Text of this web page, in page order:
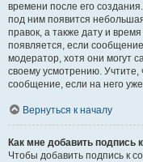
времени после его
под ним появится
правок, а также дату и
появляется, если
модератор, хотя они могут
своему усмотрению. Учтите,
сообщение, если на него
Вернуться к началу
Как мне добавить подпись
Чтобы добавить подпись к